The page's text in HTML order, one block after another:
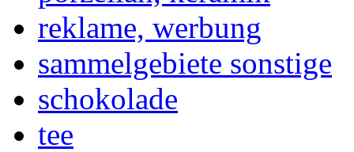
reklame, werbung
sammelgebiete sonstige
schokolade
tee